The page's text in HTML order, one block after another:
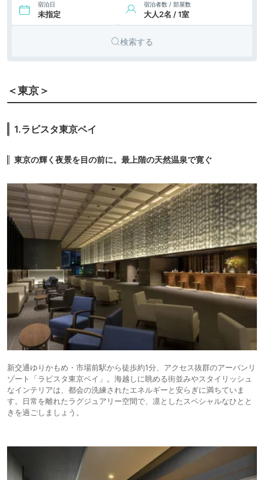
平砂浦ビーチホテ
13,300円〜
icotto 楽天トラベル
12.THE SHINRA 森羅
ゆの宿 和どう
14.ちちぶ温泉 はなの
や
icotto 楽天トラベル
宿泊日
未指定
宿泊者数 / 部屋数
大人2名 / 1室
検索する
＜東京＞
1.ラビスタ東京ベイ
東京の輝く夜景を目の前に。最上階の天然温泉で寛ぐ
新交通ゆりかもめ・市場前駅から徒歩約1分、アクセス抜群のアーバンリ
ゾート「ラビスタ東京ベイ」。海越しに眺める街並みやスタイリッシュ
なインテリアは、都会の洗練されたエネルギーと安らぎに満ちていま
す。日常を離れたラグジュアリー空間で、凛としたスペシャルなひとと
きを過ごしましょう。